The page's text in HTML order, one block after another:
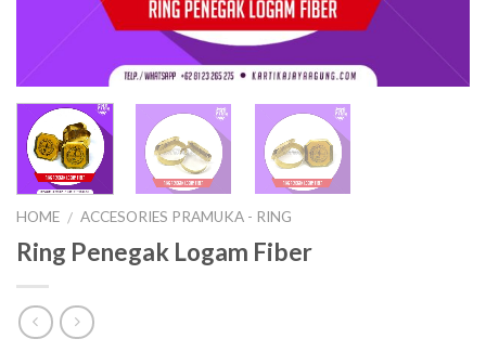
HOME / ACCESORIES PRAMUKA - RING
Ring Penegak Logam Fiber